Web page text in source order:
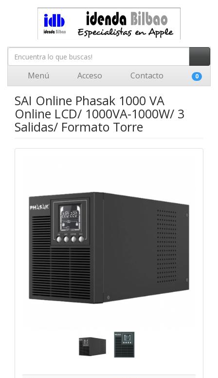
Menú Acceso Contacto 0
SAI Online Phasak 1000 VA
Online LCD/ 1000VA-1000W/ 3
Salidas/ Formato Torre